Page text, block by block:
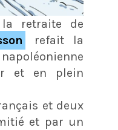
la retraite de
refait la
et en plein
et deux
et par un